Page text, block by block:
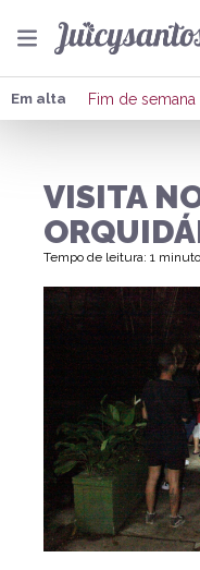
Em alta Fim de semana
VISITA
Tempo de leitura: 1 minuto